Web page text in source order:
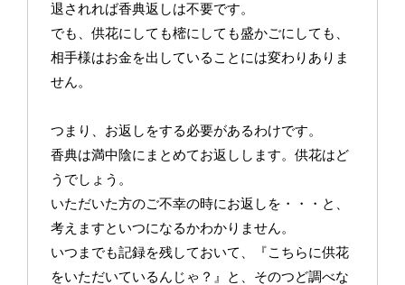
退されれば香典返しは不要です。
でも、供花にしても樒にしても盛かごにしても、
相手様はお金を出していることには変わりありま
せん。
つまり、お返しをする必要があるわけです。
香典は満中陰にまとめてお返しします。供花はど
うでしょう。
いただいた方のご不幸の時にお返しを・・・と、
考えますといつになるかわかりません。
いつまでも記録を残しておいて、『こちらに供花
をいただいているんじゃ？』と、そのつど調べな